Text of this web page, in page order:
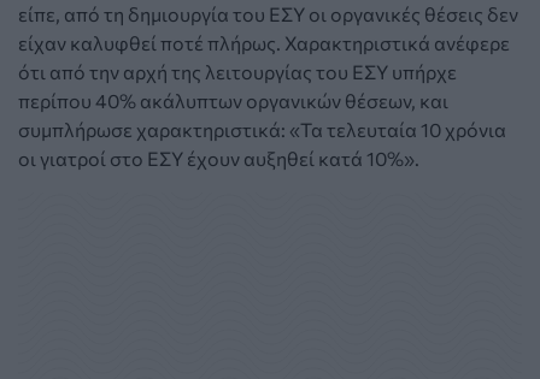
είπε, από τη δημιουργία του ΕΣΥ οι οργανικές θέσεις δεν
είχαν καλυφθεί ποτέ πλήρως. Χαρακτηριστικά ανέφερε
ότι από την αρχή της λειτουργίας του ΕΣΥ υπήρχε
περίπου 40% ακάλυπτων οργανικών θέσεων, και
συμπλήρωσε χαρακτηριστικά: «Τα τελευταία 10 χρόνια
οι γιατροί στο ΕΣΥ έχουν αυξηθεί κατά 10%».